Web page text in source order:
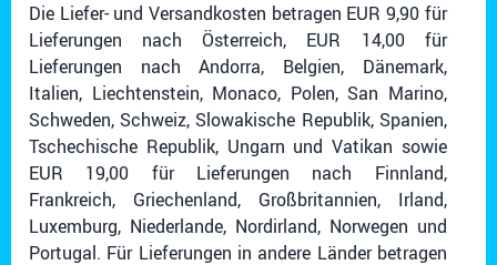
Die Liefer- und Versandkosten betragen EUR 9,90 für
Lieferungen nach Österreich, EUR 14,00 für
Lieferungen nach Andorra, Belgien, Dänemark,
Italien, Liechtenstein, Monaco, Polen, San Marino,
Schweden, Schweiz, Slowakische Republik, Spanien,
Tschechische Republik, Ungarn und Vatikan sowie
EUR 19,00 für Lieferungen nach Finnland,
Frankreich, Griechenland, Großbritannien, Irland,
Luxemburg, Niederlande, Nordirland, Norwegen und
Portugal. Für Lieferungen in andere Länder betragen